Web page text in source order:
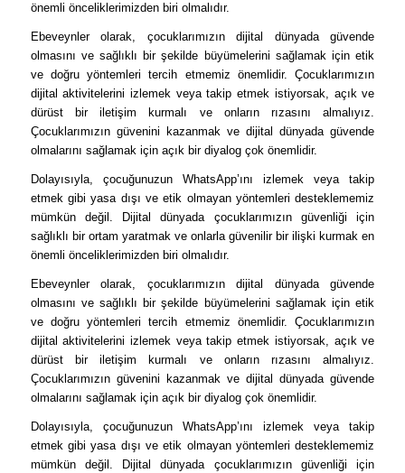
önemli önceliklerimizden biri olmalıdır.
Ebeveynler olarak, çocuklarımızın dijital dünyada güvende
olmasını ve sağlıklı bir şekilde büyümelerini sağlamak için etik
ve doğru yöntemleri tercih etmemiz önemlidir. Çocuklarımızın
dijital aktivitelerini izlemek veya takip etmek istiyorsak, açık ve
dürüst bir iletişim kurmalı ve onların rızasını almalıyız.
Çocuklarımızın güvenini kazanmak ve dijital dünyada güvende
olmalarını sağlamak için açık bir diyalog çok önemlidir.
Dolayısıyla, çocuğunuzun WhatsApp’ını izlemek veya takip
etmek gibi yasa dışı ve etik olmayan yöntemleri desteklememiz
mümkün değil. Dijital dünyada çocuklarımızın güvenliği için
sağlıklı bir ortam yaratmak ve onlarla güvenilir bir ilişki kurmak en
önemli önceliklerimizden biri olmalıdır.
Ebeveynler olarak, çocuklarımızın dijital dünyada güvende
olmasını ve sağlıklı bir şekilde büyümelerini sağlamak için etik
ve doğru yöntemleri tercih etmemiz önemlidir. Çocuklarımızın
dijital aktivitelerini izlemek veya takip etmek istiyorsak, açık ve
dürüst bir iletişim kurmalı ve onların rızasını almalıyız.
Çocuklarımızın güvenini kazanmak ve dijital dünyada güvende
olmalarını sağlamak için açık bir diyalog çok önemlidir.
Dolayısıyla, çocuğunuzun WhatsApp’ını izlemek veya takip
etmek gibi yasa dışı ve etik olmayan yöntemleri desteklememiz
mümkün değil. Dijital dünyada çocuklarımızın güvenliği için